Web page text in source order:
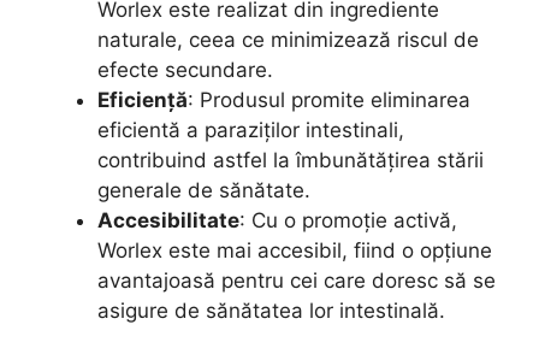
Worlex este realizat din ingrediente
naturale, ceea ce minimizează riscul de
efecte secundare.
Eficiență: Produsul promite eliminarea
eficientă a paraziților intestinali,
contribuind astfel la îmbunătățirea stării
generale de sănătate.
Accesibilitate: Cu o promoție activă,
Worlex este mai accesibil, fiind o opțiune
avantajoasă pentru cei care doresc să se
asigure de sănătatea lor intestinală.